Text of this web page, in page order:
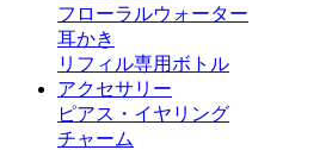
フローラルウォーター
耳かき
リフィル専用ボトル
アクセサリー
ピアス・イヤリング
チャーム